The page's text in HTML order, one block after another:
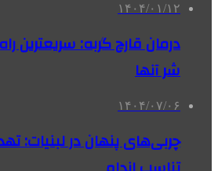
۱۴۰۴/۰۱/۱۲
درمان قارچ گربه: سریعترین
شر آنها
۱۴۰۴/۰۷/۰۶
چربی‌های پنهان در لبنیات: